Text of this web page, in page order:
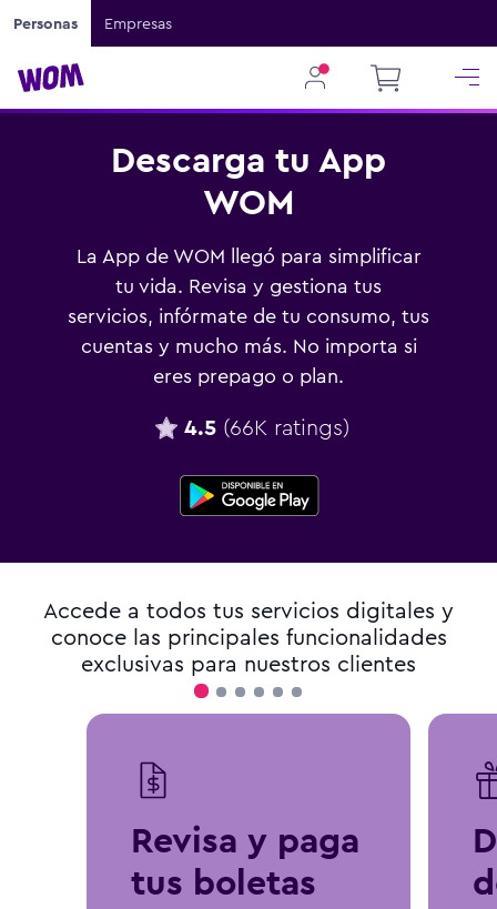
Personas Empresas
Descarga tu App
WOM
La App de WOM llegó para simplificar
tu vida. Revisa y gestiona tus
servicios, infórmate de tu consumo, tus
cuentas y mucho más. No importa si
eres prepago o plan.
4.5(66K ratings)
Accede a todos tus servicios digitales y
conoce las principales funcionalidades
exclusivas para nuestros clientes
Revisa y paga
tus boletas